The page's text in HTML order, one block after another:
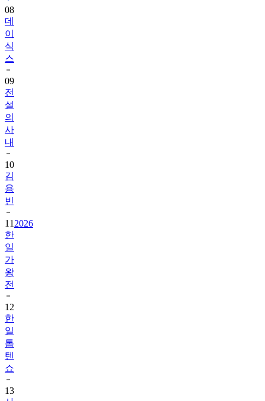
08
데
이
식
스
09
전
설
의
사
내
10
김
용
빈
11 2026
한
일
가
왕
전
12
한
일
톱
텐
쇼
13